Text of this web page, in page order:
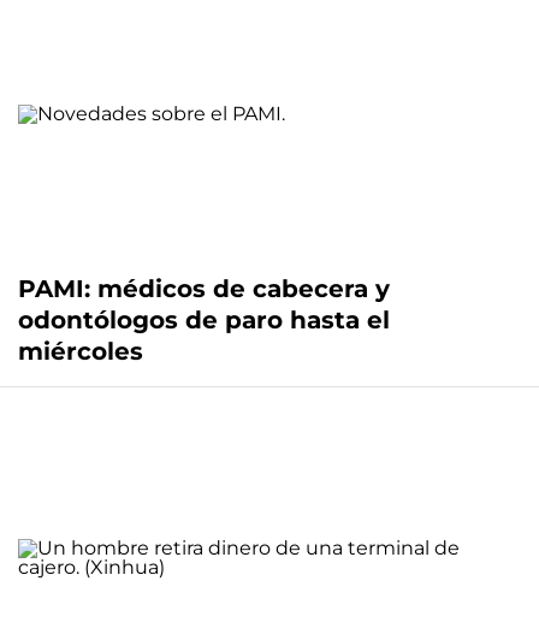
PAMI: médicos de cabecera y
odontólogos de paro hasta el
miércoles